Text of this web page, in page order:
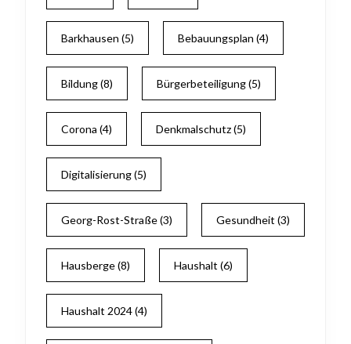
Barkhausen (5) Bebauungsplan (4)
Bildung(8) Bürgerbeteiligung(5)
Corona (4) Denkmalschutz(5)
Digitalisierung(5)
Georg-Rost-Straße(3) Gesundheit (3)
Hausberge(8) Haushalt (6)
Haushalt 2024(4)